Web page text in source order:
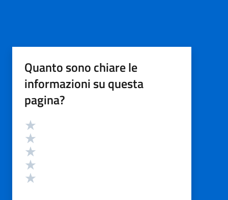
Quanto sono chiare le
informazioni su questa
pagina?
Valutazione